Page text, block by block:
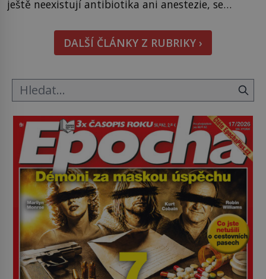
ještě neexistují antibiotika ani anestezie, se
znetvořené válkou, tresty nebo nehodami. Jejich
metody jsou překvapivě promyšlené a některé
principy používají chirurgové dodnes. Úplně první
DALŠÍ ČLÁNKY Z RUBRIKY ›